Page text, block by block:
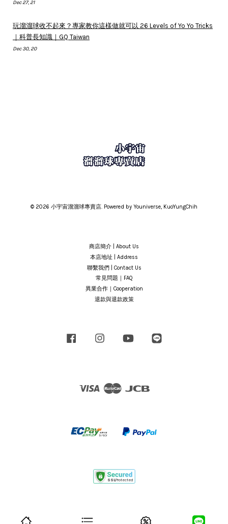
Dec 27, 21
玩溜溜球收不起來？專家教你這樣做就可以 26 Levels of Yo Yo Tricks
｜科普長知識｜GQ Taiwan
Dec 30, 20
© 2026 小宇宙溜溜球專賣店. Powered by Youniverse, KuoYungChih
商店簡介 | About Us
本店地址 | Address
聯繫我們 | Contact Us
常見問題｜FAQ
異業合作｜Cooperation
退款與退款政策
Facebook Instagram YouTube
Visa Master